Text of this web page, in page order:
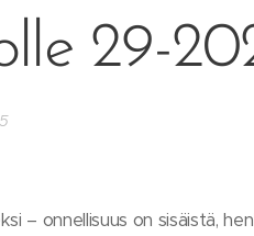
29-
– onnellisuus on sisäistä,